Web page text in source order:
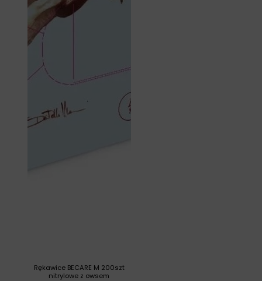
Rękawice BECARE M 200szt
nitrylowe z owsem